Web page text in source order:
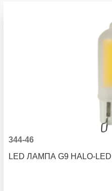
344-46
LED ЛАМПА G9 HALO-LED